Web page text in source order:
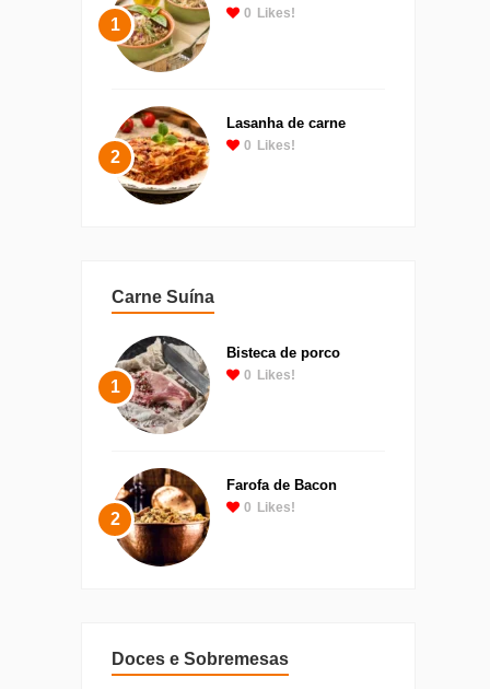
1
0 Likes!
2
Lasanha de carne
0 Likes!
Carne Suína
1
Bisteca de porco
0 Likes!
2
Farofa de Bacon
0 Likes!
Doces e Sobremesas